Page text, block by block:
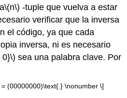
\(n\) -tuple que vuelva a estar
verificar que la inversa
el código, ya que cada
inversa, ni es necesario
0}\) sea una palabra clave. Por
(00000000)\text{.} \nonumber \]